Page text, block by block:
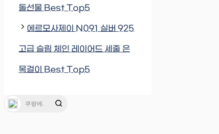
돌선물 Best Top5
에르모사제이 N091 실버 925
고급 슬림 체인 레이어드 세줄 은
목걸이 Best Top5